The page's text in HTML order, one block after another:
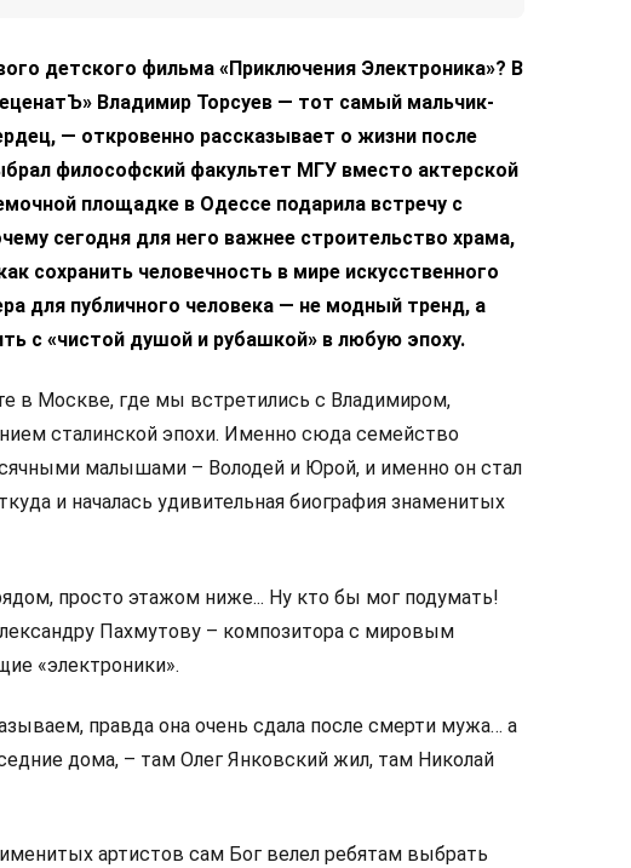
детского фильма «Приключения Электроника»? В
Владимир Торсуев — тот самый мальчик-
— откровенно рассказывает о жизни после
философский факультет МГУ вместо актерской
площадке в Одессе подарила встречу с
сегодня для него важнее строительство храма,
сохранить человечность в мире искусственного
для публичного человека — не модный тренд, а
с «чистой душой и рубашкой» в любую эпоху.
в Москве, где мы встретились с Владимиром,
сталинской эпохи. Именно сюда семейство
малышами – Володей и Юрой, и именно он стал
и началась удивительная биография знаменитых
просто этажом ниже... Ну кто бы мог подумать!
Пахмутову – композитора с мировым
«электроники».
правда она очень сдала после смерти мужа… а
дома, – там Олег Янковский жил, там Николай
артистов сам Бог велел ребятам выбрать